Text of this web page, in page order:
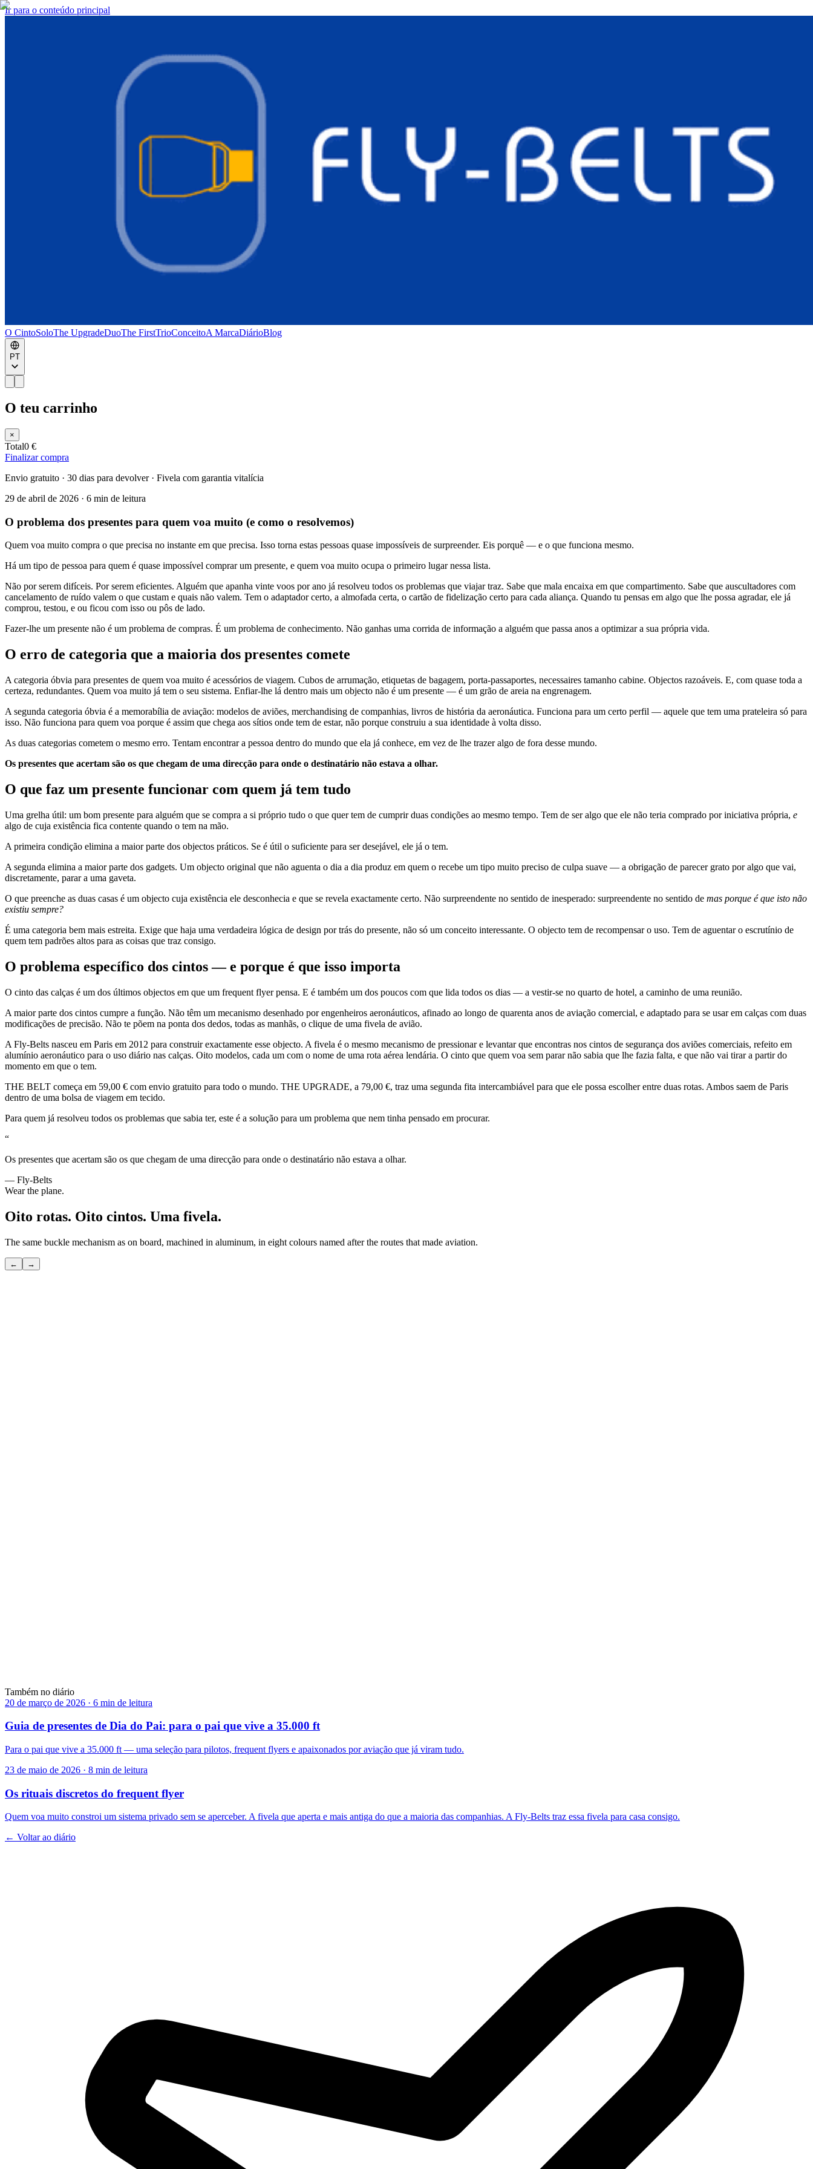
Ir para o conteúdo principal
O CintoSoloThe UpgradeDuoThe FirstTrioConceitoA MarcaDiárioBlog
PT
O teu carrinho
×
Total0 €
Finalizar compra
Envio gratuito · 30 dias para devolver · Fivela com garantia vitalícia
29 de abril de 2026 · 6 min de leitura
O problema dos presentes para quem voa muito (e como o resolvemos)
Quem voa muito compra o que precisa no instante em que precisa. Isso torna estas pessoas quase impossíveis de surpreender. Eis porquê — e o que funciona mesmo.
Há um tipo de pessoa para quem é quase impossível comprar um presente, e quem voa muito ocupa o primeiro lugar nessa lista.
Não por serem difíceis. Por serem eficientes. Alguém que apanha vinte voos por ano já resolveu todos os problemas que viajar traz. Sabe que mala encaixa em que compartimento. Sabe que auscultadores com
cancelamento de ruído valem o que custam e quais não valem. Tem o adaptador certo, a almofada certa, o cartão de fidelização certo para cada aliança. Quando tu pensas em algo que lhe possa agradar, ele já
comprou, testou, e ou ficou com isso ou pôs de lado.
Fazer-lhe um presente não é um problema de compras. É um problema de conhecimento. Não ganhas uma corrida de informação a alguém que passa anos a optimizar a sua própria vida.
O erro de categoria que a maioria dos presentes comete
A categoria óbvia para presentes de quem voa muito é acessórios de viagem. Cubos de arrumação, etiquetas de bagagem, porta-passaportes, necessaires tamanho cabine. Objectos razoáveis. E, com quase toda a
certeza, redundantes. Quem voa muito já tem o seu sistema. Enfiar-lhe lá dentro mais um objecto não é um presente — é um grão de areia na engrenagem.
A segunda categoria óbvia é a memorabília de aviação: modelos de aviões, merchandising de companhias, livros de história da aeronáutica. Funciona para um certo perfil — aquele que tem uma prateleira só para
isso. Não funciona para quem voa porque é assim que chega aos sítios onde tem de estar, não porque construiu a sua identidade à volta disso.
As duas categorias cometem o mesmo erro. Tentam encontrar a pessoa dentro do mundo que ela já conhece, em vez de lhe trazer algo de fora desse mundo.
Os presentes que acertam são os que chegam de uma direcção para onde o destinatário não estava a olhar.
O que faz um presente funcionar com quem já tem tudo
Uma grelha útil: um bom presente para alguém que se compra a si próprio tudo o que quer tem de cumprir duas condições ao mesmo tempo. Tem de ser algo que ele não teria comprado por iniciativa própria, e
algo de cuja existência fica contente quando o tem na mão.
A primeira condição elimina a maior parte dos objectos práticos. Se é útil o suficiente para ser desejável, ele já o tem.
A segunda elimina a maior parte dos gadgets. Um objecto original que não aguenta o dia a dia produz em quem o recebe um tipo muito preciso de culpa suave — a obrigação de parecer grato por algo que vai,
discretamente, parar a uma gaveta.
O que preenche as duas casas é um objecto cuja existência ele desconhecia e que se revela exactamente certo. Não surpreendente no sentido de inesperado: surpreendente no sentido de mas porque é que isto não
existiu sempre?
É uma categoria bem mais estreita. Exige que haja uma verdadeira lógica de design por trás do presente, não só um conceito interessante. O objecto tem de recompensar o uso. Tem de aguentar o escrutínio de
quem tem padrões altos para as coisas que traz consigo.
O problema específico dos cintos — e porque é que isso importa
O cinto das calças é um dos últimos objectos em que um frequent flyer pensa. E é também um dos poucos com que lida todos os dias — a vestir-se no quarto de hotel, a caminho de uma reunião.
A maior parte dos cintos cumpre a função. Não têm um mecanismo desenhado por engenheiros aeronáuticos, afinado ao longo de quarenta anos de aviação comercial, e adaptado para se usar em calças com duas
modificações de precisão. Não te põem na ponta dos dedos, todas as manhãs, o clique de uma fivela de avião.
A Fly-Belts nasceu em Paris em 2012 para construir exactamente esse objecto. A fivela é o mesmo mecanismo de pressionar e levantar que encontras nos cintos de segurança dos aviões comerciais, refeito em
alumínio aeronáutico para o uso diário nas calças. Oito modelos, cada um com o nome de uma rota aérea lendária. O cinto que quem voa sem parar não sabia que lhe fazia falta, e que não vai tirar a partir do
momento em que o tem.
THE BELT começa em 59,00 € com envio gratuito para todo o mundo. THE UPGRADE, a 79,00 €, traz uma segunda fita intercambiável para que ele possa escolher entre duas rotas. Ambos saem de Paris
dentro de uma bolsa de viagem em tecido.
Para quem já resolveu todos os problemas que sabia ter, este é a solução para um problema que nem tinha pensado em procurar.
“
Os presentes que acertam são os que chegam de uma direcção para onde o destinatário não estava a olhar.
— Fly-Belts
Wear the plane.
Oito rotas. Oito cintos. Uma fivela.
The same buckle mechanism as on board, machined in aluminum, in eight colours named after the routes that made aviation.
← →
Ver→
Também no diário
20 de março de 2026 · 6 min de leitura
Guia de presentes de Dia do Pai: para o pai que vive a 35.000 ft
Para o pai que vive a 35.000 ft — uma seleção para pilotos, frequent flyers e apaixonados por aviação que já viram tudo.
23 de maio de 2026 · 8 min de leitura
Os rituais discretos do frequent flyer
Quem voa muito constroi um sistema privado sem se aperceber. A fivela que aperta e mais antiga do que a maioria das companhias. A Fly-Belts traz essa fivela para casa consigo.
← Voltar ao diário